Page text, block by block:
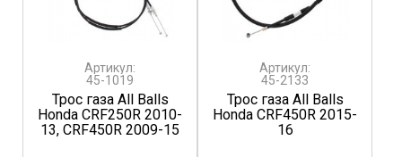
Артикул:
45-1019
Трос газа All Balls
Honda CRF250R 2010-
13, CRF450R 2009-15
Артикул:
45-2133
Трос газа All Balls
Honda CRF450R 2015-
16